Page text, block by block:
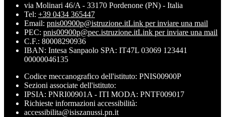
via Molinari 46/A - 33170 Pordenone (PN) - Italia
Tel: +39 0434 365447
Email: pnis00900p@istruzione.itLink per inviare una mail
PEC: pnis00900p@pec.istruzione.itLink per inviare una mail
C.F.: 80008290936
IBAN: Intesa Sanpaolo SPA: IT47L 03069 123441
00000046135
Codice meccanografico dell'istituto: PNIS00900P
Sezioni associate dell'istituto:
IPSIA: PNRI00901A - ITI MODA: PNTF009017
Richieste informazioni accessibilità:
accessibilita@isiszanussi.pn.it